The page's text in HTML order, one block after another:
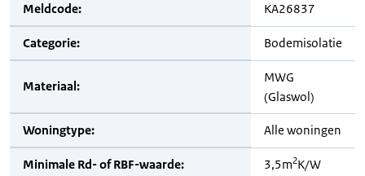
Meldcode: KA26837
Categorie: Bodemisolatie
Materiaal:
MWG
(Glaswol)
Woningtype: Alle woningen
Minimale Rd- of RBF-waarde: 3,5m2K/W